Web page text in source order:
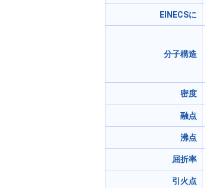
EINECSに
分子構造
密度
融点
沸点
屈折率
引火点